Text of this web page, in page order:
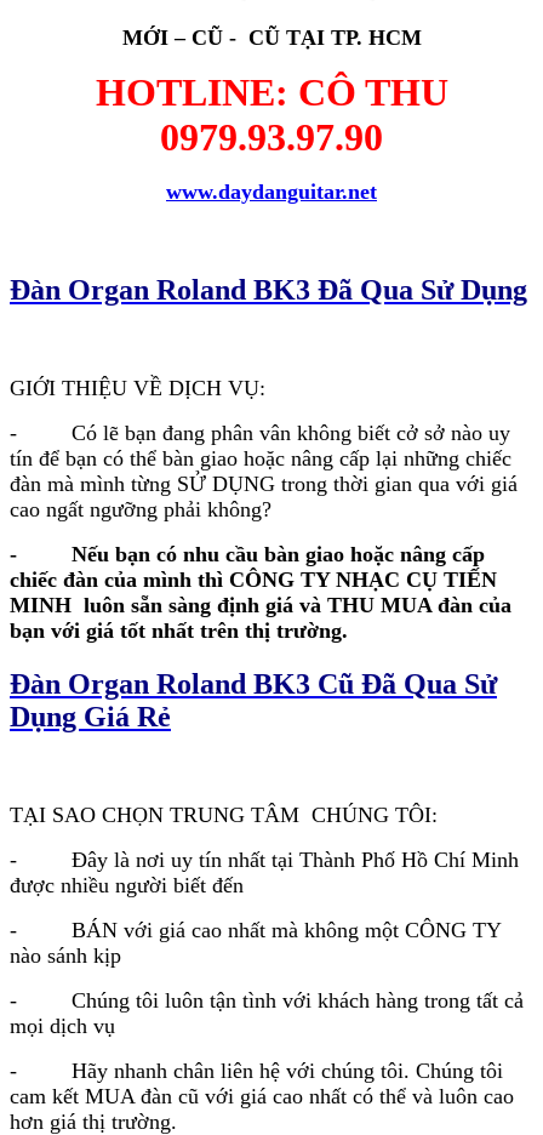
THẨM ĐỊNH GIÁ TRỊ NHẠC CỤ - ĐƯA
-ĐẾNTẬN NƠI TRONG THỜI GIAN
ĐÚNG GIỜ NHẤT.
MỚI - TÂN TRANG NHẠC CỤ.
CHUYỂN HIỆN ĐẠI.
Giá rẻ
BẠN TRONG NHỮNG CUNG BẬC CỦA ĐAM
MÊ - HÃY GỌI CHO CHÚNG TÔI KHI BẠN
CÓ NHU CẦU - CHÚNG TÔI LUÔN MONG
MUỐN PHỤC VỤ BẠN
TRUNG TÂM CHUYÊN THU MUA NHẠC CỤ
TIẾN MINH
KAWAI. Qua Sử Dụng Cũ, Mới... Giá Cao.
Chuyên thu mua tất cả các loại đàn organ,
Guitar, Piano. Mới, cũ.
Chuyên thu mua tất cả các loại đàn Organ
CASIO ctk 7000, ctk 7200, ctk 6000, ctk 6200...
Chuyên thu mua tất cả các loại đàn organ
YAMAHA
S750, Psr S950, PSR S670, PSR S770, PSR
S970...VV.
Chuyên thu mua tất cả các loại đàn organ
YAMAHA Psr 450, psr550, psr640, psr 740, psr
1100. psr 1500, psr 2000,psr 2100, psr 3000…
MỚI – CŨ - CŨ TẠI TP. HCM
HOTLINE: CÔ THU
0979.93.97.90
www.daydanguitar.net
Đàn Organ Roland BK3 Đã Qua Sử Dụng
GIỚI THIỆU VỀ DỊCH VỤ:
- Có lẽ bạn đang phân vân không biết cở sở nào uy
tín để bạn có thể bàn giao hoặc nâng cấp lại những chiếc
đàn mà mình từng SỬ DỤNG trong thời gian qua với giá
cao ngất ngưỡng phải không?
- Nếu bạn có nhu cầu bàn giao hoặc nâng cấp
chiếc đàn của mình thì CÔNG TY NHẠC CỤ TIẾN
MINH luôn sẵn sàng định giá và THU MUA đàn của
bạn với giá tốt nhất trên thị trường.
Đàn Organ Roland BK3 Cũ Đã Qua Sử
Dụng Giá Rẻ
TẠI SAO CHỌN TRUNG TÂM CHÚNG TÔI:
- Đây là nơi uy tín nhất tại Thành Phố Hồ Chí Minh
được nhiều người biết đến
- BÁN với giá cao nhất mà không một CÔNG TY
nào sánh kịp
- Chúng tôi luôn tận tình với khách hàng trong tất cả
mọi dịch vụ
- Hãy nhanh chân liên hệ với chúng tôi. Chúng tôi
cam kết MUA đàn cũ với giá cao nhất có thể và luôn cao
hơn giá thị trường.